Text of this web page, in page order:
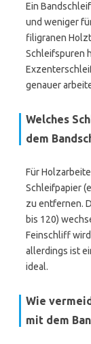
Ein
und weniger
filigranen
Schleifspuren
genauer
Welches
dem
Für
Schleifpapier
zu entfernen.
bis 120)
Feinschliff
allerdings ist
ideal.
Wie
mit dem